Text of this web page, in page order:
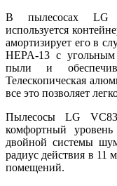
В пылесосах LG
используется
амортизирует его в
HEPA-13 с угольным
пыли и
Телескопическая
все это позволяет
Пылесосы LG
комфортный
двойной системы
радиус действия в 11
помещений.